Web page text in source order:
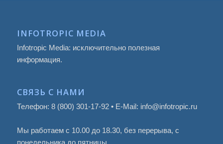
INFOTROPIC MEDIA
Infotropic Media: исключительно полезная
информация.
СВЯЗЬ С НАМИ
Телефон: 8 (800) 301-17-92 • E-Mail: info@infotropic.ru
Мы работаем с 10.00 до 18.30, без перерыва, с
понедельника до пятницы.